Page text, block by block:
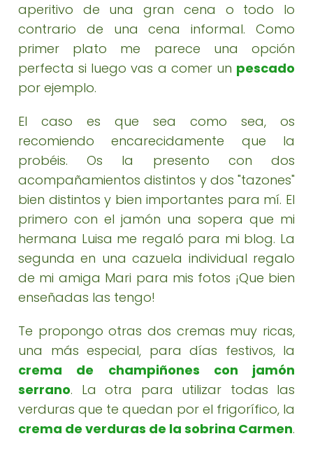
aperitivo de una gran cena o todo lo
contrario de una cena informal. Como
primer plato me parece una opción
perfecta si luego vas a comer un pescado
por ejemplo.
El caso es que sea como sea, os
recomiendo encarecidamente que la
probéis. Os la presento con dos
acompañamientos distintos y dos "tazones"
bien distintos y bien importantes para mí. El
primero con el jamón una sopera que mi
hermana Luisa me regaló para mi blog. La
segunda en una cazuela individual regalo
de mi amiga Mari para mis fotos ¡Que bien
enseñadas las tengo!
Te propongo otras dos cremas muy ricas,
una más especial, para días festivos, la
crema de champiñones con jamón
serrano. La otra para utilizar todas las
verduras que te quedan por el frigorífico, la
crema de verduras de la sobrina Carmen.